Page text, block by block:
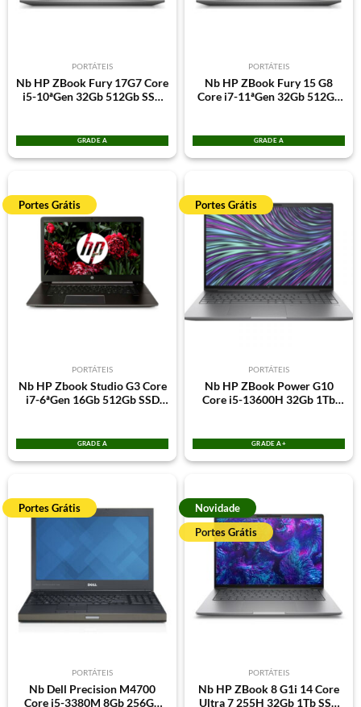
PORTÁTEIS
Nb HP ZBook Fury 17G7 Core
i5-10ªGen 32Gb 512Gb SSD
GRADE A
PORTÁTEIS
Nb HP ZBook Fury 15 G8
Core i7-11ªGen 32Gb 512Gb
GRADE A
Portes Grátis
PORTÁTEIS
Nb HP Zbook Studio G3 Core
i7-6ªGen 16Gb 512Gb SSD
GRADE A
Portes Grátis
PORTÁTEIS
Nb HP ZBook Power G10
Core i5-13600H 32Gb 1Tb
Win11Pro Teclado PT | Grade
GRADE A+
Portes Grátis
PORTÁTEIS
Nb Dell Precision M4700
Core i5-3380M 8Gb 256Gb
Novidade
Portes Grátis
PORTÁTEIS
Nb HP ZBook 8 G1i 14 Core
Ultra 7 255H 32Gb 1Tb SSD